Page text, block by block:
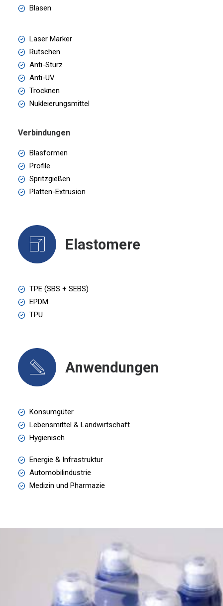
Blasen
Laser Marker
Rutschen
Anti-Sturz
Anti-UV
Trocknen
Nukleierungsmittel
Verbindungen
Blasformen
Profile
Spritzgießen
Platten-Extrusion
Elastomere
TPE (SBS + SEBS)
EPDM
TPU
Anwendungen
Konsumgüter
Lebensmittel & Landwirtschaft
Hygienisch
Energie & Infrastruktur
Automobilindustrie
Medizin und Pharmazie